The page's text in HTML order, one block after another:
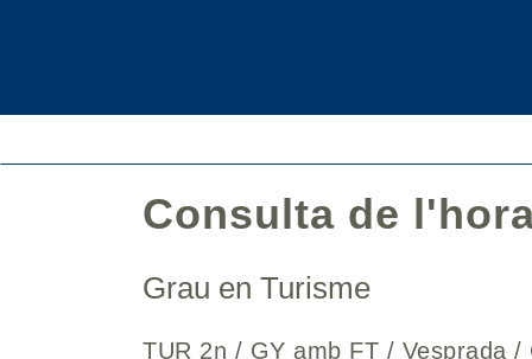
Consulta de
Grau en Turisme
TUR 2n / GY amb FT /